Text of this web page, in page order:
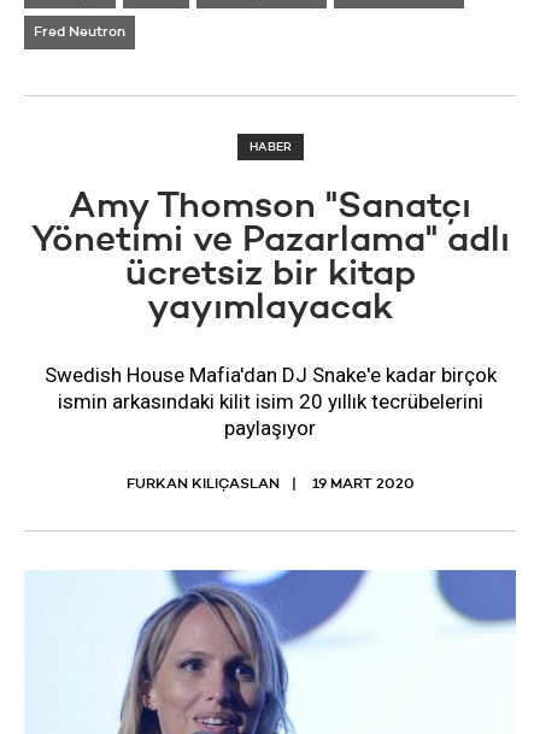
Fred Neutron
HABER
Amy Thomson "Sanatçı
Yönetimi ve Pazarlama" adlı
ücretsiz bir kitap
yayımlayacak
Swedish House Mafia'dan DJ Snake'e kadar birçok
ismin arkasındaki kilit isim 20 yıllık tecrübelerini
paylaşıyor
FURKAN KILIÇASLAN 19 MART 2020